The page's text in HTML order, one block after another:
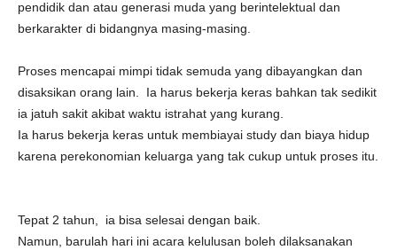
pendidik dan atau generasi muda yang berintelektual dan
berkarakter di bidangnya masing-masing.
Proses mencapai mimpi tidak semuda yang dibayangkan dan
disaksikan orang lain. Ia harus bekerja keras bahkan tak sedikit
ia jatuh sakit akibat waktu istrahat yang kurang.
Ia harus bekerja keras untuk membiayai study dan biaya hidup
karena perekonomian keluarga yang tak cukup untuk proses itu.
Tepat 2 tahun, ia bisa selesai dengan baik.
Namun, barulah hari ini acara kelulusan boleh dilaksanakan